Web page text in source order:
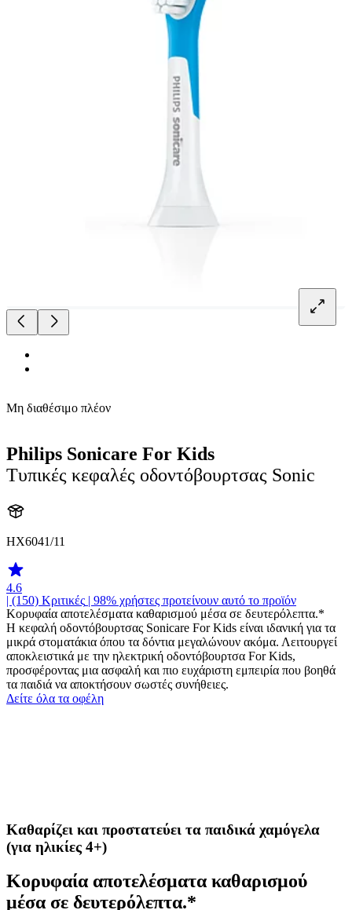
Μη διαθέσιμο πλέον
Philips Sonicare For Kids
Τυπικές κεφαλές οδοντόβουρτσας Sonic
HX6041/11
4.6
| (150) Κριτικές | 98% χρήστες προτείνουν αυτό το προϊόν
Κορυφαία αποτελέσματα καθαρισμού μέσα σε δευτερόλεπτα.*
Η κεφαλή οδοντόβουρτσας Sonicare For Kids είναι ιδανική για τα
μικρά στοματάκια όπου τα δόντια μεγαλώνουν ακόμα. Λειτουργεί
αποκλειστικά με την ηλεκτρική οδοντόβουρτσα For Kids,
προσφέροντας μια ασφαλή και πιο ευχάριστη εμπειρία που βοηθά
τα παιδιά να αποκτήσουν σωστές συνήθειες.
Δείτε όλα τα οφέλη
Καθαρίζει και προστατεύει τα παιδικά χαμόγελα
(για ηλικίες 4+)
Κορυφαία αποτελέσματα καθαρισμού
μέσα σε δευτερόλεπτα.*